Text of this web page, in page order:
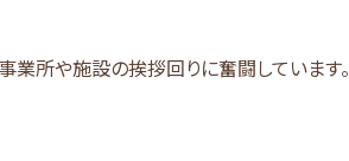
所や施設の挨拶回りに奮闘しています。